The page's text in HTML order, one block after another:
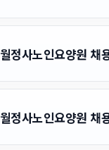
월정사노인요양원
월정사노인요양원 채